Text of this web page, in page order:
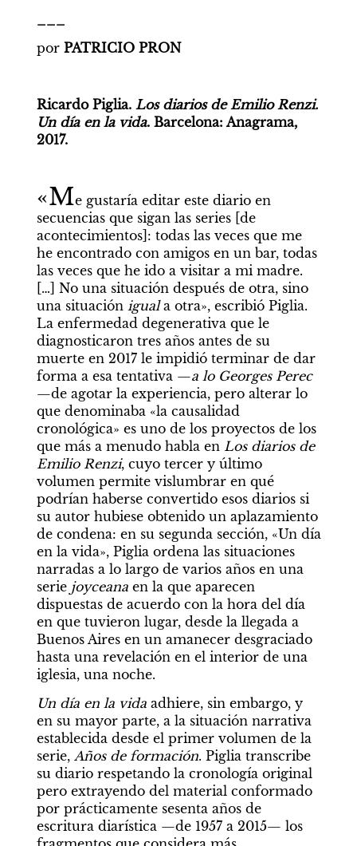
por PATRICIO PRON
Ricardo Piglia. Los diarios de Emilio Renzi.
Un día en la vida. Barcelona: Anagrama,
2017.
«Me gustaría editar este diario en
secuencias que sigan las series [de
acontecimientos]: todas las veces que me
he encontrado con amigos en un bar, todas
las veces que he ido a visitar a mi madre.
[…] No una situación después de otra, sino
una situación igual a otra», escribió Piglia.
La enfermedad degenerativa que le
diagnosticaron tres años antes de su
muerte en 2017 le impidió terminar de dar
forma a esa tentativa —a lo Georges Perec
—de agotar la experiencia, pero alterar lo
que denominaba «la causalidad
cronológica» es uno de los proyectos de los
que más a menudo habla en Los diarios de
Emilio Renzi, cuyo tercer y último
volumen permite vislumbrar en qué
podrían haberse convertido esos diarios si
su autor hubiese obtenido un aplazamiento
de condena: en su segunda sección, «Un día
en la vida», Piglia ordena las situaciones
narradas a lo largo de varios años en una
serie joyceana en la que aparecen
dispuestas de acuerdo con la hora del día
en que tuvieron lugar, desde la llegada a
Buenos Aires en un amanecer desgraciado
hasta una revelación en el interior de una
iglesia, una noche.
Un día en la vida adhiere, sin embargo, y
en su mayor parte, a la situación narrativa
establecida desde el primer volumen de la
serie, Años de formación. Piglia transcribe
su diario respetando la cronología original
pero extrayendo del material conformado
por prácticamente sesenta años de
escritura diarística —de 1957 a 2015— los